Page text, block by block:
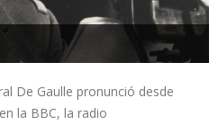
De Gaulle pronunció desde
la BBC, la radio